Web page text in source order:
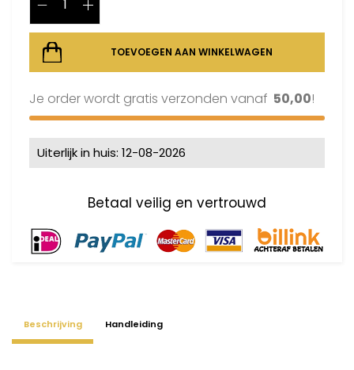
TOEVOEGEN AAN WINKELWAGEN
Je order wordt gratis verzonden vanaf 50,00!
Uiterlijk in huis: 12-08-2026
Beschrijving Handleiding